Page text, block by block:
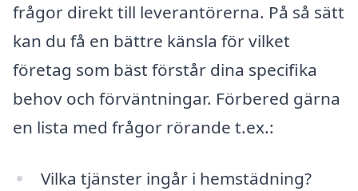
frågor direkt till leverantörerna. På så sätt
kan du få en bättre känsla för vilket
företag som bäst förstår dina specifika
behov och förväntningar. Förbered gärna
en lista med frågor rörande t.ex.:
Vilka tjänster ingår i hemstädning?